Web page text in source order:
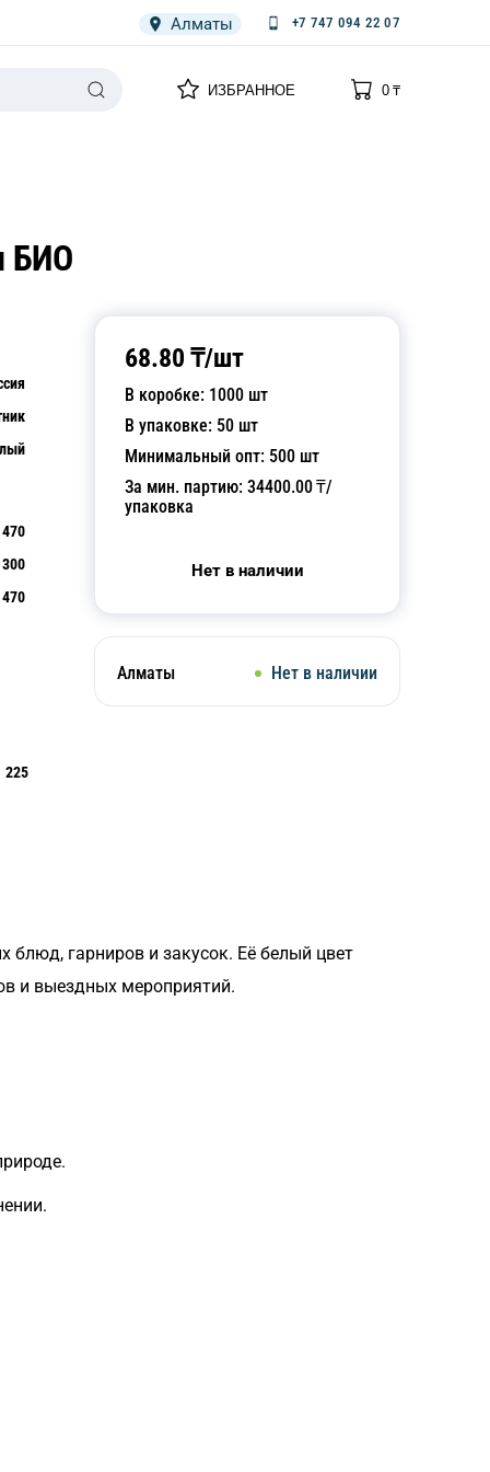
Алматы +7 747 094 22 07
ИЗБРАННОЕ
0
0₸
БИО
68.80 ₸/шт
В коробке: 1000 шт
В упаковке: 50 шт
Минимальный опт: 500 шт
За мин. партию: 34400.00₸/
упаковка
Нет в наличии
Алматы Нет в наличии
470
300
470
225
блюд, гарниров и закусок. Её белый цвет
и выездных мероприятий.